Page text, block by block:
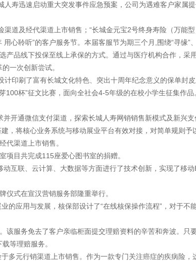
人寿迅速启动重大突发事件应急预案，公司为遇难客户家
渠道及经代渠道上市销售；“长城金元宝2号终身寿险（万能
心聆听”的客户服务节。本届客服节为期三个月,围绕“寻缘”
产品线下投保至线上承保的方式。通过与医疗机构合作，
一次创新尝试。
计印刷了富有长城文化特色、突出十周年纪念意义的保单封
100杯”征文比赛，面向全社会4-5年级的在校小学生征集作
开通微信支付渠道，探索长城人寿网销销售新模式及新兴支
，将核心业务系统与移动展业平台有效对接，对简单规则予
代渠道上市销售。
项目共完成115座爱心图书室的捐赠。
互联、云计算、大数据等方面进行了技术创新，实现了移动
仪式在宣汉营销服务部隆重举行。
的应用与发展，核保部设计了“在线核保操作流程”，对于
该服务免去了客户亲临柜面提交理赔资料的辛苦和奔波。
等理赔服务。
多元行销渠道上市销售。作为一款专门关注癌症的疾病险，